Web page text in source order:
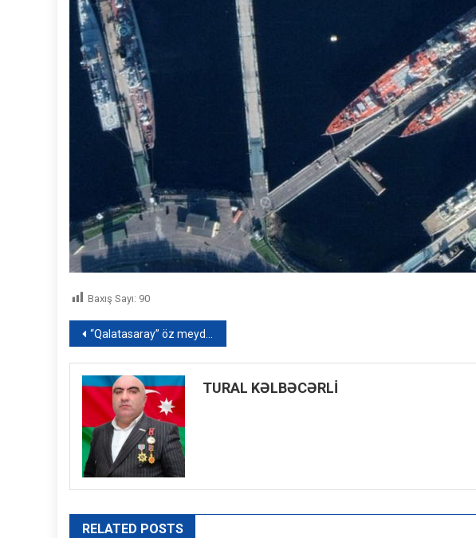
Baxış Sayı: 90
Yazı
naviqasiyası
“Qalatasaray” öz meydanında qalib gəldi – VİDEO
TURAL KƏLBƏCƏRLİ
RELATED POSTS